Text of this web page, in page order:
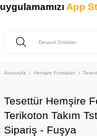
Anasayfa Hemşire Formaları
Tesettür Hemşire
Terikoton Takım
Sipariş - Fuşya
App